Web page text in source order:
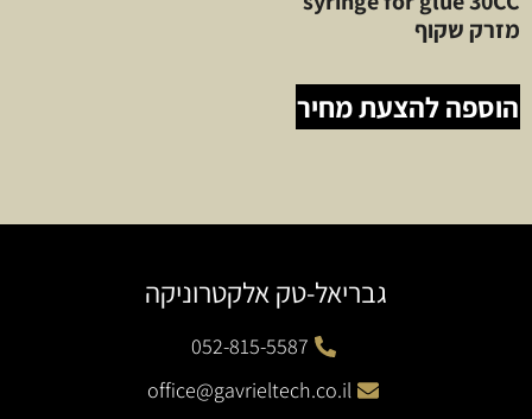
מזרק שקוף
הוספה להצעת מחיר
גבריאל-טק אלקטרוניקה
052-815-5587
office@gavrieltech.co.il